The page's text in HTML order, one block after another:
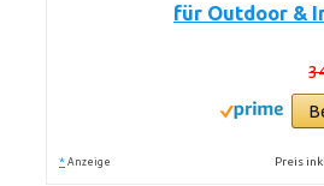
für Outdoor &
* Anzeige Preis